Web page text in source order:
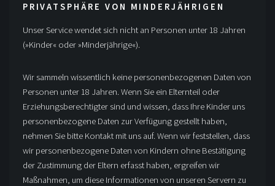
PRIVATSPHÄRE VON MINDERJÄHRIGEN
Unser Service wendet sich nicht an Personen unter 18 Jahren
(»Kinder« oder »Minderjährige«).
Wir sammeln wissentlich keine personenbezogenen Daten von
Personen unter 18 Jahren. Wenn Sie ein Elternteil oder
Erziehungsberechtigter sind und wissen, dass Ihre Kinder uns
personenbezogene Daten zur Verfügung gestellt haben,
nehmen Sie bitte Kontakt mit uns auf. Wenn wir feststellen, dass
wir personenbezogene Daten von Kindern ohne Bestätigung
der Zustimmung der Eltern erfasst haben, ergreifen wir
Maßnahmen, um diese Informationen von unseren Servern zu